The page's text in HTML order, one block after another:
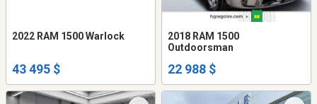
2022 RAM 1500 Warlock
43 495 $
2018 RAM 1500
Outdoorsman
22 988 $